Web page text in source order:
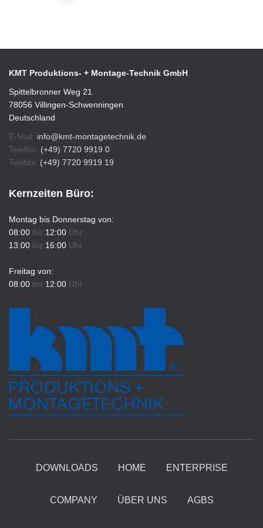
KMT Produktions- + Montage-Technik GmbH
Spittelbronner Weg 21
78056 Villingen-Schwenningen
Deutschland
E-Mail: info@kmt-montagetechnik.de
Telefon: (+49) 7720 9919 0
Telefax: (+49) 7720 9919 19
Kernzeiten Büro:
Montag bis Donnerstag von:
08:00 bis 12:00 Uhr
13:00 bis 16:00 Uhr
Freitag von:
08:00 bis 12:00 Uhr
DOWNLOADS HOME ENTERPRISE
COMPANY ÜBER UNS AGBS